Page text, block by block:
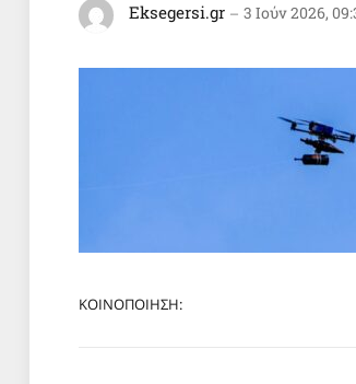
Eksegersi.gr 3 Ιούν 2026,
ΚΟΙΝΟΠΟΙΗΣΗ: